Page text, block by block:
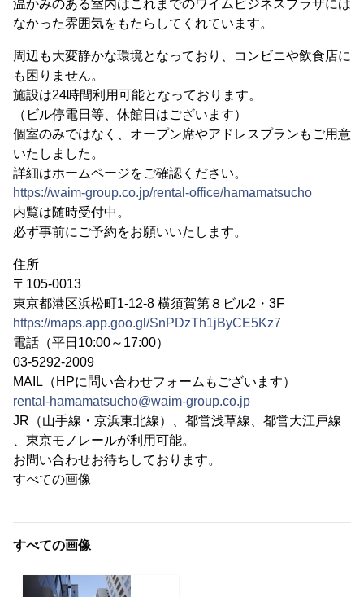
温かみのある室内はこれまでのワイムビジネスプラザには
なかった雰囲気をもたらしてくれています。
周辺も大変静かな環境となっており、コンビニや飲食店に
も困りません。
施設は24時間利用可能となっております。
（ビル停電日等、休館日はございます）
個室のみではなく、オープン席やアドレスプランもご用意
いたしました。
詳細はホームページをご確認ください。
https://waim-group.co.jp/rental-office/hamamatsucho
内覧は随時受付中。
必ず事前にご予約をお願いいたします。
住所
〒105-0013
東京都港区浜松町1-12-8 横須賀第８ビル2・3F
https://maps.app.goo.gl/SnPDzTh1jByCE5Kz7
電話（平日10:00～17:00）
03-5292-2009
MAIL（HPに問い合わせフォームもございます）
rental-hamamatsucho@waim-group.co.jp
JR（山手線・京浜東北線）、都営浅草線、都営大江戸線
、東京モノレールが利用可能。
お問い合わせお待ちしております。
すべての画像
すべての画像